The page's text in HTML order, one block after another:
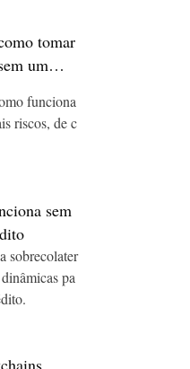
tomar
um
funciona
riscos, de c
sem
sobrecolater
pa